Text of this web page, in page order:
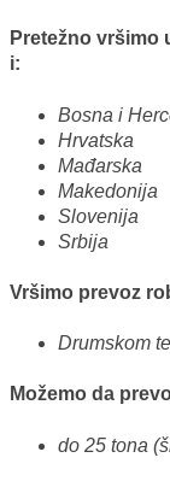
Pretežno vršimo
i:
Bosna i
Hrvatska
Mađarska
Makedonija
Slovenija
Srbija
Vršimo prevoz
Drumskom
Možemo da
do 25 tona